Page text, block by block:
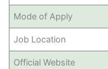
Mode of Apply
Job Location
Official Website